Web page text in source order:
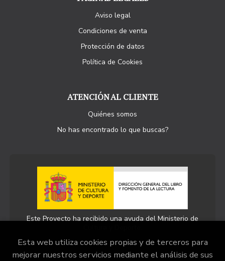
Aviso legal
Condiciones de venta
Protección de datos
Política de Cookies
ATENCIÓN AL CLIENTE
Quiénes somos
No has encontrado lo que buscas?
Este Proyecto ha recibido una ayuda del Ministerio de
Esta web utiliza cookies propias y de terceros para
mejorar nuestros servicios mediante el análisis de sus